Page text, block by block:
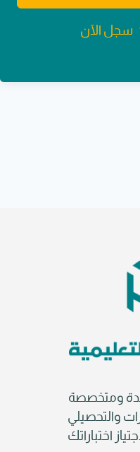
سجل الآن
ومتخصصة
والتحصيلي
اختباراتك